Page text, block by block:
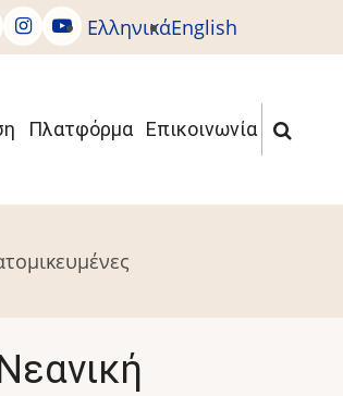
ΕλληνικάEnglish
Πλατφόρμα Επικοινωνία